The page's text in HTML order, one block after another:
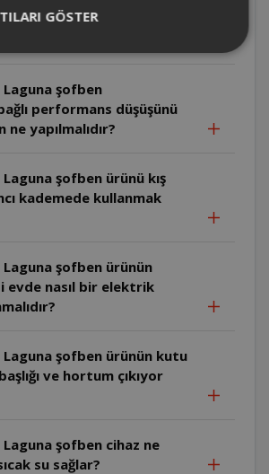
atıyorsa sebebi ne
Laguna şofben
performans düşüşünü
yapılmalıdır?
şofben ürünü kış
kademede kullanmak
Laguna şofben ürünün
evde nasıl bir elektrik
Laguna şofben ürünün kutu
ve hortum çıkıyor
Laguna şofben cihaz ne
su sağlar?
GÖSTER